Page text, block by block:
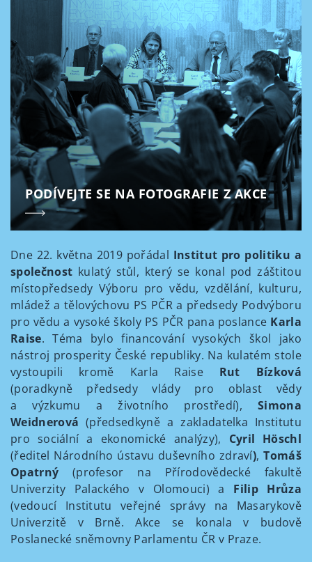
PODÍVEJTE SE NA FOTOGRAFIE Z AKCE
Dne 22. května 2019 pořádal Institut pro politiku a
společnost kulatý stůl, který se konal pod záštitou
místopředsedy Výboru pro vědu, vzdělání, kulturu,
mládež a tělovýchovu PS PČR a předsedy Podvýboru
pro vědu a vysoké školy PS PČR pana poslance Karla
Raise. Téma bylo financování vysokých škol jako
nástroj prosperity České republiky. Na kulatém stole
vystoupili kromě Karla Raise Rut Bízková
(poradkyně předsedy vlády pro oblast vědy
a výzkumu a životního prostředí),Simona
Weidnerová (předsedkyně a zakladatelka Institutu
pro sociální a ekonomické analýzy), Cyril Höschl
(ředitel Národního ústavu duševního zdraví),Tomáš
Opatrný (profesor na Přírodovědecké fakultě
Univerzity Palackého v Olomouci) a Filip Hrůza
(vedoucí Institutu veřejné správy na Masarykově
Univerzitě v Brně. Akce se konala v budově
Poslanecké sněmovny Parlamentu ČR v Praze.